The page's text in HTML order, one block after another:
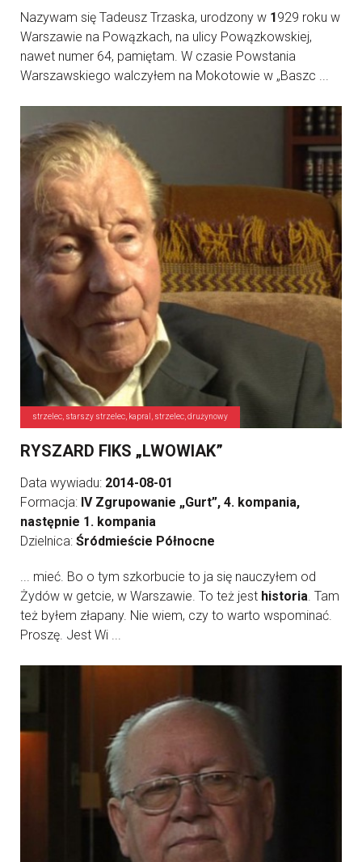
Nazywam się Tadeusz Trzaska, urodzony w 1929 roku w
Warszawie na Powązkach, na ulicy Powązkowskiej,
nawet numer 64, pamiętam. W czasie Powstania
Warszawskiego walczyłem na Mokotowie w „Baszc ...
strzelec, starszy strzelec, kapral, strzelec, drużynowy
RYSZARD FIKS „LWOWIAK”
Data wywiadu: 2014-08-01
Formacja: IV Zgrupowanie „Gurt”, 4. kompania,
następnie 1. kompania
Dzielnica: Śródmieście Północne
... mieć. Bo o tym szkorbucie to ja się nauczyłem od
Żydów w getcie, w Warszawie. To też jest historia. Tam
też byłem złapany. Nie wiem, czy to warto wspominać.
Proszę. Jest Wi ...